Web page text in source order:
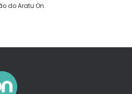
do Aratu On.